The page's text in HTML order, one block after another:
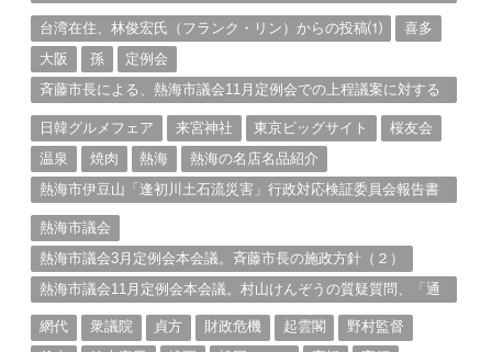
台湾在住、林俊宏氏（フランク・リン）からの投稿⑴
喜多
大阪
孫
定例会
斉藤市長による、熱海市議会11月定例会での上程議案に対する
日韓グルメフェア
来宮神社 東京ビッグサイト
桜友会
温泉
焼肉 熱海
熱海の名店名品紹介
熱海市伊豆山「逢初川土石流災害」行政対応検証委員会報告書
熱海市議会
熱海市議会3月定例会本会議。斉藤市長の施政方針（２）
熱海市議会11月定例会本会議。村山けんぞうの質疑質問、「通
網代
衆議院 貞方 財政危機 起雲閣
野村監督